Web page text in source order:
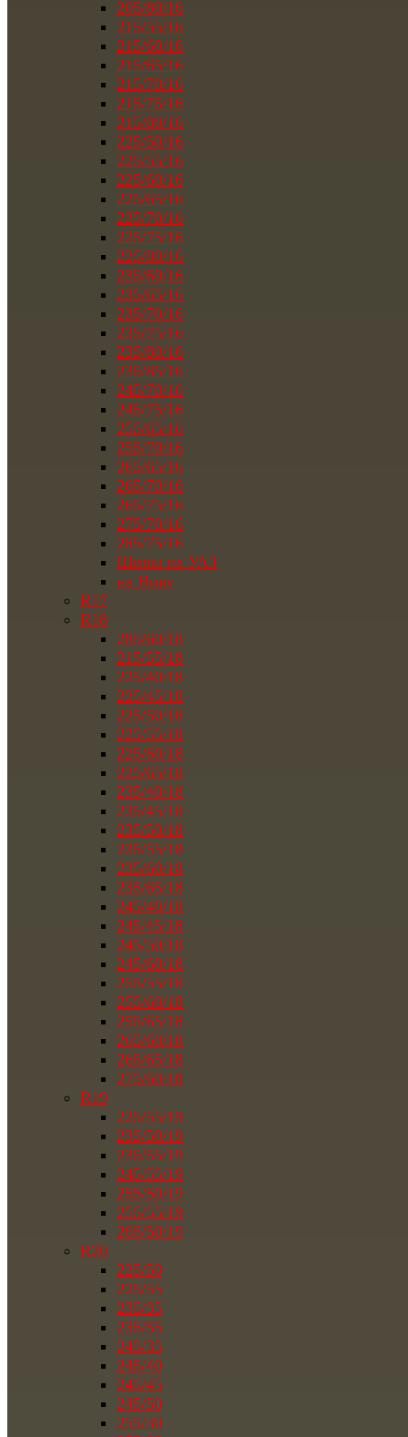
205/80/16
215/55/16
215/60/16
215/65/16
215/70/16
215/75/16
215/80/16
225/50/16
225/55/16
225/60/16
225/65/16
225/70/16
225/75/16
225/80/16
235/60/16
235/65/16
235/70/16
235/75/16
235/80/16
235/85/16
245/70/16
245/75/16
255/65/16
255/70/16
265/65/16
265/70/16
265/75/16
275/70/16
285/75/16
Шины на УАЗ
на Ниву
R17
R18
285/60/18
215/55/18
225/40/18
225/45/18
225/50/18
225/55/18
225/60/18
225/65/18
235/40/18
235/45/18
235/50/18
235/55/18
235/60/18
235/65/18
245/40/18
245/45/18
245/50/18
245/60/18
255/55/18
255/60/18
255/65/18
265/60/18
265/65/18
275/60/18
R19
225/55/19
235/50/19
235/55/19
245/55/19
255/50/19
255/55/19
265/50/19
R20
225/50
225/55
235/35
235/55
245/35
245/40
245/45
245/50
255/30